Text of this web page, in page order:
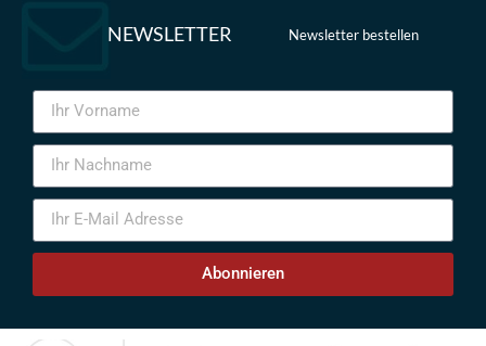
NEWSLETTER Newsletter bestellen
Abonnieren